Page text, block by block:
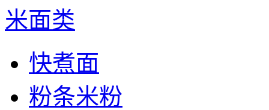
米面类
快煮面
粉条米粉